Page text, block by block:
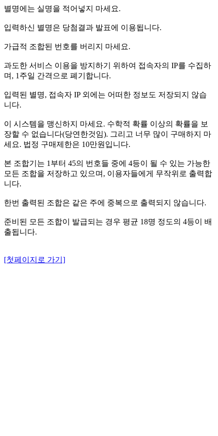
별명에는 실명을 적어넣지 마세요.
입력하신 별명은 당첨결과 발표에 이용됩니다.
가급적 조합된 번호를 버리지 마세요.
과도한 서비스 이용을 방지하기 위하여 접속자의 IP를 수집하
며, 1주일 간격으로 폐기합니다.
입력된 별명, 접속자 IP 외에는 어떠한 정보도 저장되지 않습
니다.
이 시스템을 맹신하지 마세요. 수학적 확률 이상의 확률을 보
장할 수 없습니다(당연한것임). 그리고 너무 많이 구매하지 마
세요. 법정 구매제한은 10만원입니다.
본 조합기는 1부터 45의 번호들 중에 4등이 될 수 있는 가능한
모든 조합을 저장하고 있으며, 이용자들에게 무작위로 출력합
니다.
한번 출력된 조합은 같은 주에 중복으로 출력되지 않습니다.
준비된 모든 조합이 발급되는 경우 평균 18명 정도의 4등이 배
출됩니다.
[첫페이지로 가기]